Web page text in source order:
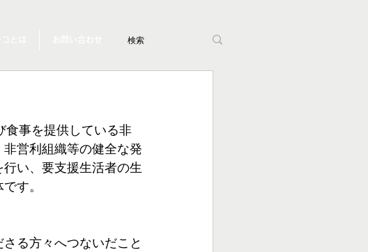
食事を提供している非
営利組織等の健全な発
い、要支援生活者の生
す。
る方々へつないだこと